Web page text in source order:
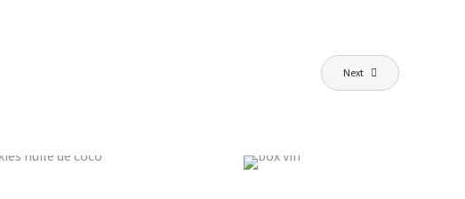
Next